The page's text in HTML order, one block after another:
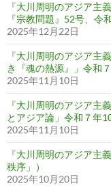
『大川周明のアジア主
『宗教問題』52号、令
2025年12月22日
『大川周明のアジア主
き『魂の熱源』」令和
2025年11月10日
『大川周明のアジア主
とアジア論」令和７年
2025年11月10日
『大川周明のアジア主
秩序」）
2025年10月20日